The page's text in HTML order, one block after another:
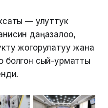
— улуттук
даңазалоо,
жогорулатуу жана
болгон сый-урматты